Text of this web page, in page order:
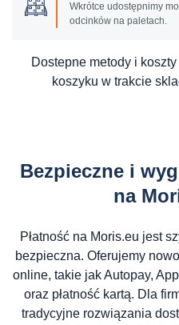
Wkrótce udostępnimy
odcinków na paletach.
Dostepne metody i
koszyku w trakcie
Bezpieczne i
na
Płatność na Moris.eu jest
bezpieczna. Oferujemy
online, takie jak Autopay,
oraz płatność kartą. Dla
tradycyjne rozwiązania